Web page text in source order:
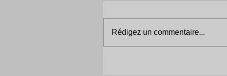
Rédigez un commentaire...